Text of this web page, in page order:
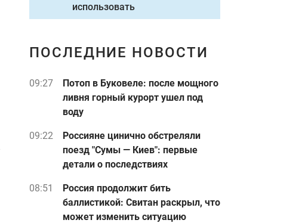
использовать
ПОСЛЕДНИЕ НОВОСТИ
09:27
Потоп в Буковеле: после мощного
ливня горный курорт ушел под
воду
09:22
Россияне цинично обстреляли
поезд "Сумы — Киев": первые
детали о последствиях
08:51
Россия продолжит бить
баллистикой: Свитан раскрыл, что
может изменить ситуацию